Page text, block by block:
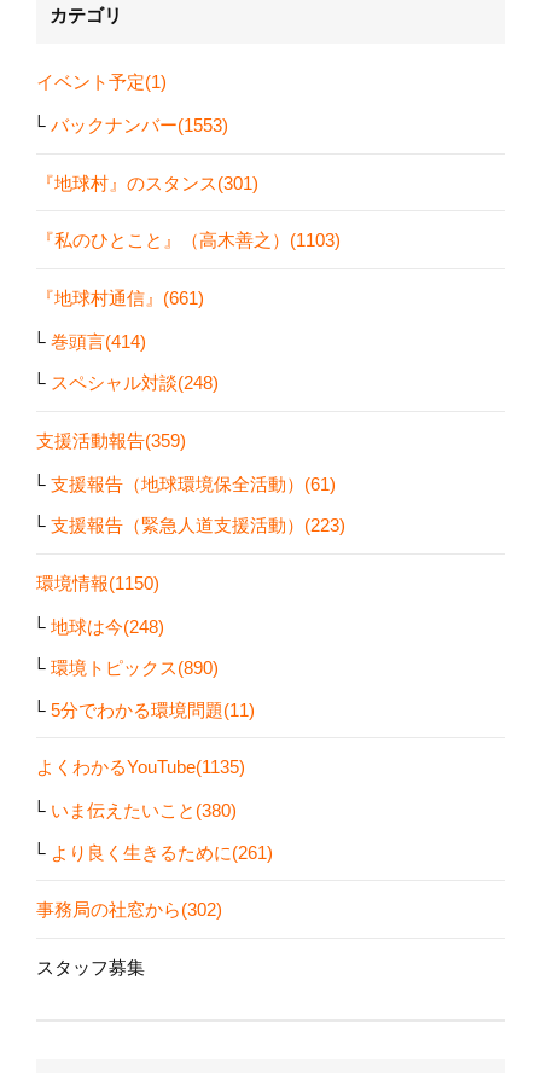
カテゴリ
イベント予定(1)
バックナンバー(1553)
『地球村』のスタンス(301)
『私のひとこと』（高木善之）(1103)
『地球村通信』(661)
巻頭言(414)
スペシャル対談(248)
支援活動報告(359)
支援報告（地球環境保全活動）(61)
支援報告（緊急人道支援活動）(223)
環境情報(1150)
地球は今(248)
環境トピックス(890)
5分でわかる環境問題(11)
よくわかるYouTube(1135)
いま伝えたいこと(380)
より良く生きるために(261)
事務局の社窓から(302)
スタッフ募集